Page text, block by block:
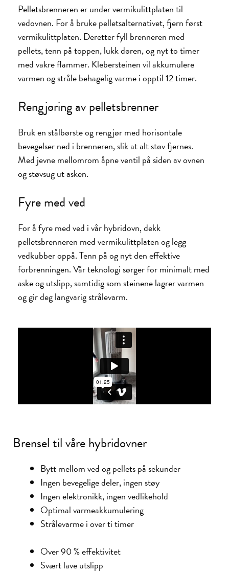
Pelletsbrenneren er under vermikulittplaten til
vedovnen. For å bruke pelletsalternativet, fjern først
vermikulittplaten. Deretter fyll brenneren med
pellets, tenn på toppen, lukk døren, og nyt to timer
med vakre flammer. Klebersteinen vil akkumulere
varmen og stråle behagelig varme i opptil 12 timer.
Rengjøring av pelletsbrenner
Bruk en stålbørste og rengjør med horisontale
bevegelser ned i brenneren, slik at alt støv fjernes.
Med jevne mellomrom åpne ventil på siden av ovnen
og støvsug ut asken.
Fyre med ved
For å fyre med ved i vår hybridovn, dekk
pelletsbrenneren med vermikulittplaten og legg
vedkubber oppå. Tenn på og nyt den effektive
forbrenningen. Vår teknologi sørger for minimalt med
aske og utslipp, samtidig som steinene lagrer varmen
og gir deg langvarig strålevarm.
Brensel til våre hybridovner
Bytt mellom ved og pellets på sekunder
Ingen bevegelige deler, ingen støy
Ingen elektronikk, ingen vedlikehold
Optimal varmeakkumulering
Strålevarme i over ti timer
Over 90 % effektivitet
Svært lave utslipp